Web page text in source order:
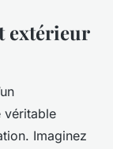
extérieur
véritable
Imaginez